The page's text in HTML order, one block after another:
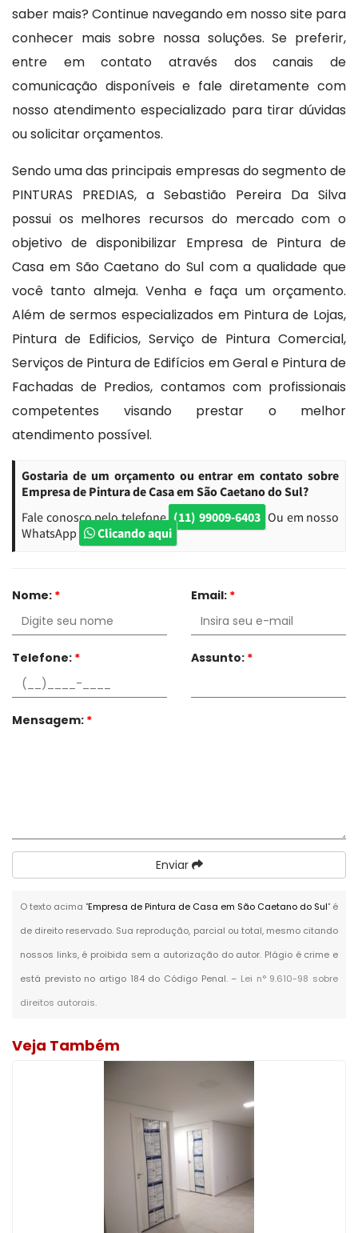
saber mais? Continue navegando em nosso site para
conhecer mais sobre nossa soluções. Se preferir,
entre em contato através dos canais de
comunicação disponíveis e fale diretamente com
nosso atendimento especializado para tirar dúvidas
ou solicitar orçamentos.
Sendo uma das principais empresas do segmento de
PINTURAS PREDIAS, a Sebastião Pereira Da Silva
possui os melhores recursos do mercado com o
objetivo de disponibilizar Empresa de Pintura de
Casa em São Caetano do Sul com a qualidade que
você tanto almeja. Venha e faça um orçamento.
Além de sermos especializados em Pintura de Lojas,
Pintura de Edificios, Serviço de Pintura Comercial,
Serviços de Pintura de Edifícios em Geral e Pintura de
Fachadas de Predios, contamos com profissionais
competentes visando prestar o melhor
atendimento possível.
Gostaria de um orçamento ou entrar em contato sobre
Empresa de Pintura de Casa em São Caetano do Sul?
Fale conosco pelo telefone (11) 99009-6403 Ou em nosso
WhatsApp
Clicando aqui
Nome: * Email: *
Telefone: * Assunto: *
Mensagem: *
Enviar
O texto acima "Empresa de Pintura de Casa em São Caetano do Sul" é
de direito reservado. Sua reprodução, parcial ou total, mesmo citando
nossos links, é proibida sem a autorização do autor. Plágio é crime e
está previsto no artigo 184 do Código Penal. – Lei n° 9.610-98 sobre
direitos autorais.
Veja Também